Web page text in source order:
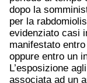
dopo la
per la
evidenziato casi
manifestato
oppure entro un
L’esposizione
associata ad un